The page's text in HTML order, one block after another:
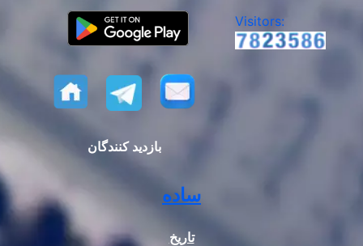
بازدید کنندگان
Visitors:
ساده
تاریخ